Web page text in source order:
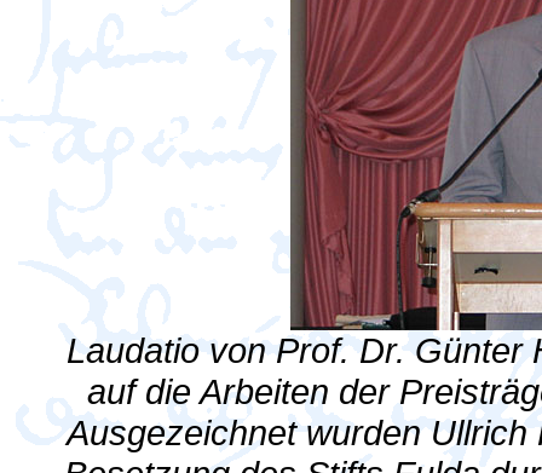
Laudatio von Prof. Dr.
auf die Arbeiten der
Ausgezeichnet wurden